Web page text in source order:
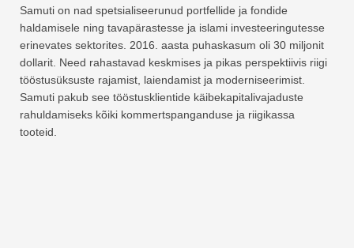
Samuti on nad spetsialiseerunud portfellide ja fondide
haldamisele ning tavapärastesse ja islami investeeringutesse
erinevates sektorites. 2016. aasta puhaskasum oli 30 miljonit
dollarit. Need rahastavad keskmises ja pikas perspektiivis riigi
tööstusüksuste rajamist, laiendamist ja moderniseerimist.
Samuti pakub see tööstusklientide käibekapitalivajaduste
rahuldamiseks kõiki kommertspanganduse ja riigikassa
tooteid.